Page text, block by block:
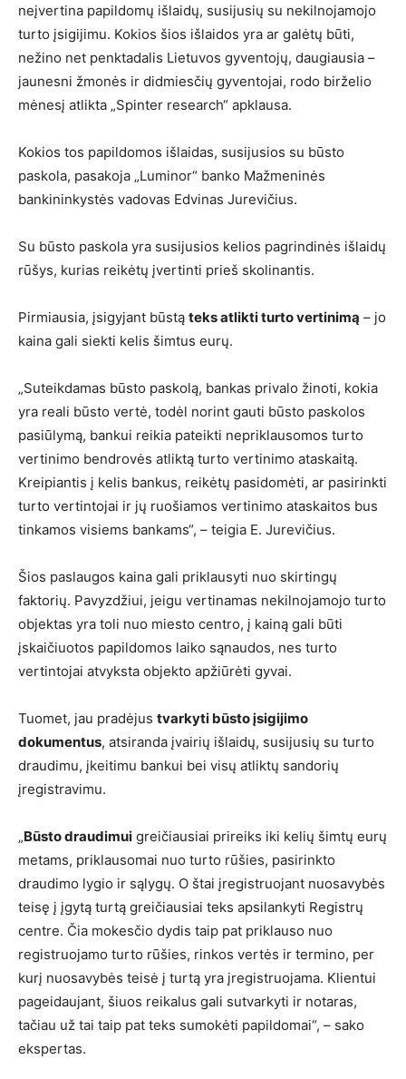
neįvertina papildomų išlaidų, susijusių su nekilnojamojo
turto įsigijimu. Kokios šios išlaidos yra ar galėtų būti,
nežino net penktadalis Lietuvos gyventojų, daugiausia –
jaunesni žmonės ir didmiesčių gyventojai, rodo birželio
mėnesį atlikta „Spinter research“ apklausa.
Kokios tos papildomos išlaidas, susijusios su būsto
paskola, pasakoja „Luminor“ banko Mažmeninės
bankininkystės vadovas Edvinas Jurevičius.
Su būsto paskola yra susijusios kelios pagrindinės išlaidų
rūšys, kurias reikėtų įvertinti prieš skolinantis.
Pirmiausia, įsigyjant būstą teks atlikti turto vertinimą – jo
kaina gali siekti kelis šimtus eurų.
„Suteikdamas būsto paskolą, bankas privalo žinoti, kokia
yra reali būsto vertė, todėl norint gauti būsto paskolos
pasiūlymą, bankui reikia pateikti nepriklausomos turto
vertinimo bendrovės atliktą turto vertinimo ataskaitą.
Kreipiantis į kelis bankus, reikėtų pasidomėti, ar pasirinkti
turto vertintojai ir jų ruošiamos vertinimo ataskaitos bus
tinkamos visiems bankams“, – teigia E. Jurevičius.
Šios paslaugos kaina gali priklausyti nuo skirtingų
faktorių. Pavyzdžiui, jeigu vertinamas nekilnojamojo turto
objektas yra toli nuo miesto centro, į kainą gali būti
įskaičiuotos papildomos laiko sąnaudos, nes turto
vertintojai atvyksta objekto apžiūrėti gyvai.
Tuomet, jau pradėjus tvarkyti būsto įsigijimo
dokumentus, atsiranda įvairių išlaidų, susijusių su turto
draudimu, įkeitimu bankui bei visų atliktų sandorių
įregistravimu.
„Būsto draudimui greičiausiai prireiks iki kelių šimtų eurų
metams, priklausomai nuo turto rūšies, pasirinkto
draudimo lygio ir sąlygų. O štai įregistruojant nuosavybės
teisę į įgytą turtą greičiausiai teks apsilankyti Registrų
centre. Čia mokesčio dydis taip pat priklauso nuo
registruojamo turto rūšies, rinkos vertės ir termino, per
kurį nuosavybės teisė į turtą yra įregistruojama. Klientui
pageidaujant, šiuos reikalus gali sutvarkyti ir notaras,
tačiau už tai taip pat teks sumokėti papildomai“, – sako
ekspertas.